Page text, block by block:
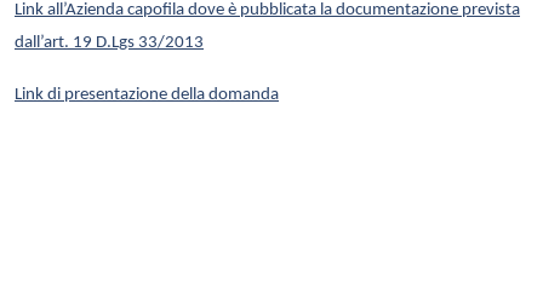
Link all’Azienda capofila dove è pubblicata la documentazione prevista
dall’art. 19 D.Lgs 33/2013
Link di presentazione della domanda